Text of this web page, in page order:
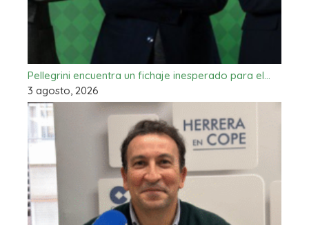
Pellegrini encuentra un fichaje inesperado para el…
3 agosto, 2026